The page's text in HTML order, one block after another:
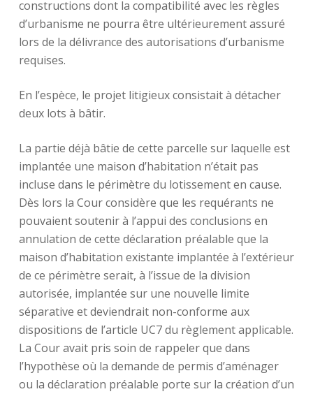
constructions dont la compatibilité avec les règles
d’urbanisme ne pourra être ultérieurement assuré
lors de la délivrance des autorisations d’urbanisme
requises.
En l’espèce, le projet litigieux consistait à détacher
deux lots à bâtir.
La partie déjà bâtie de cette parcelle sur laquelle est
implantée une maison d’habitation n’était pas
incluse dans le périmètre du lotissement en cause.
Dès lors la Cour considère que les requérants ne
pouvaient soutenir à l’appui des conclusions en
annulation de cette déclaration préalable que la
maison d’habitation existante implantée à l’extérieur
de ce périmètre serait, à l’issue de la division
autorisée, implantée sur une nouvelle limite
séparative et deviendrait non-conforme aux
dispositions de l’article UC7 du règlement applicable.
La Cour avait pris soin de rappeler que dans
l’hypothèse où la demande de permis d’aménager
ou la déclaration préalable porte sur la création d’un